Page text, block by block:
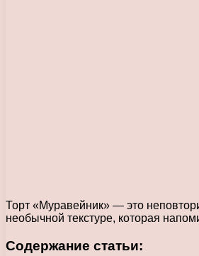
Торт «Муравейник» — это
необычной текстуре, которая
Содержание статьи: